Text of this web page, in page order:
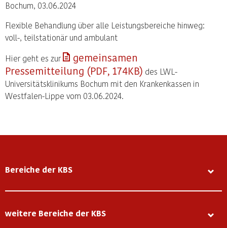
Bochum, 03.06.2024
Flexible Behandlung über alle Leistungsbereiche hinweg:
voll-, teilstationär und ambulant
Hier geht es zur
gemeinsamen
Pressemitteilung (PDF, 174KB) des LWL-
Universitätsklinikums Bochum mit den Krankenkassen in
Westfalen-Lippe vom 03.06.2024.
Bereiche der KBS
weitere Bereiche der KBS